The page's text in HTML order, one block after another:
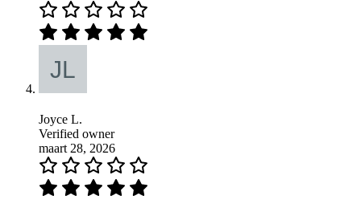
Joyce L.
Verified owner
maart 28, 2026